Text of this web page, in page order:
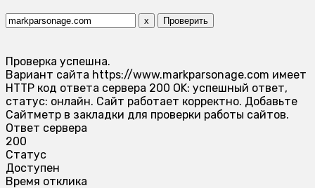
x Проверить
Проверка успешна.
Вариант сайта https://www.markparsonage.com имеет
HTTP код ответа сервера 200 OK: успешный ответ,
статус: онлайн. Сайт работает корректно. Добавьте
Сайтметр в закладки для проверки работы сайтов.
Ответ сервера
200
Статус
Доступен
Время отклика